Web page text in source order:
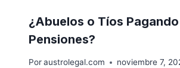
¿Abuelos o Tíos Pagando
Pensiones?
Poraustrolegal.com noviembre 7,